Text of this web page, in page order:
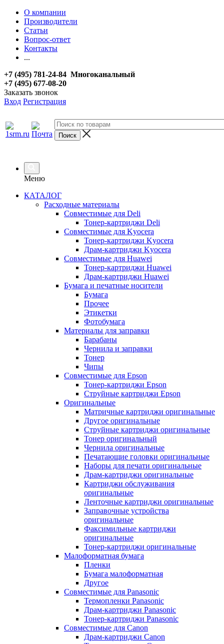
О компании
Производители
Статьи
Вопрос-ответ
Контакты
...
+7 (495) 781-24-84 Многоканальный
+7 (495) 677-08-20
Заказать звонок
Вход Регистрация
Меню
КАТАЛОГ
Расходные материалы
Совместимые для Deli
Тонер-картриджи Deli
Совместимые для Kyocera
Тонер-картриджи Kyocera
Драм-картриджи Kyocera
Совместимые для Huawei
Тонер-картриджи Huawei
Драм-картриджи Huawei
Бумага и печатные носители
Бумага
Прочее
Этикетки
Фотобумага
Материалы для заправки
Барабаны
Чернила и заправки
Тонер
Чипы
Совместимые для Epson
Тонер-картриджи Epson
Струйные картриджи Epson
Оригинальные
Матричные картриджи оригинальные
Другое оригинальные
Струйные картриджи оригинальные
Тонер оригинальный
Чернила оригинальные
Печатающие головки оригинальные
Наборы для печати оригинальные
Драм-картриджи оригинальные
Картриджи обслуживания
оригинальные
Ленточные картриджи оригинальные
Заправочные устройства
оригинальные
Факсимильные картриджи
оригинальные
Тонер-картриджи оригинальные
Малоформатная бумага
Пленки
Бумага малоформатная
Другое
Совместимые для Panasonic
Термопленки Panasonic
Драм-картриджи Panasonic
Тонер-картриджи Panasonic
Совместимые для Canon
Драм-картриджи Canon